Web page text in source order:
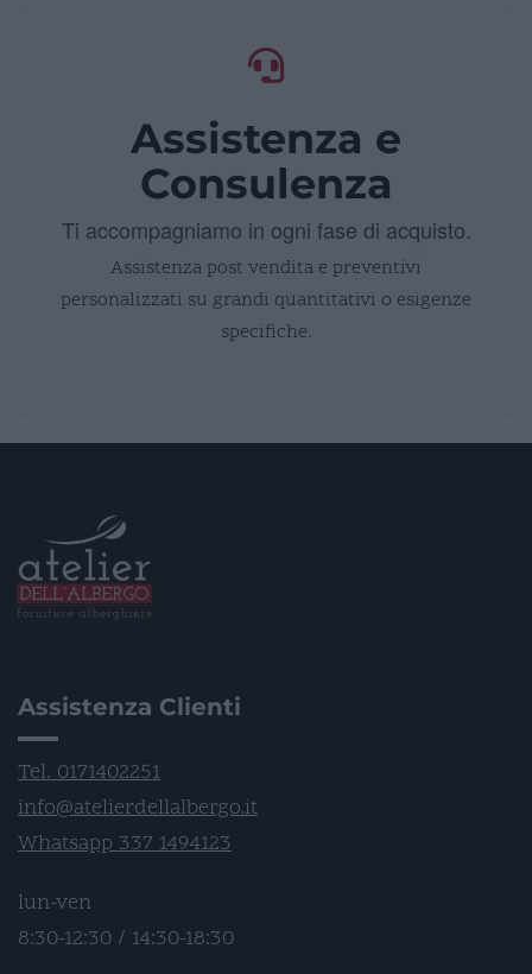
Assistenza e
Consulenza
Ti accompagniamo in ogni fase di acquisto.
Assistenza post vendita e preventivi
personalizzati su grandi quantitativi o esigenze
specifiche.
Assistenza Clienti
Tel. 0171402251
info@atelierdellalbergo.it
Whatsapp 337 1494123
lun-ven
8:30-12:30 / 14:30-18:30